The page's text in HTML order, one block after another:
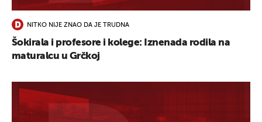
NITKO NIJE ZNAO DA JE TRUDNA
Šokirala i profesore i kolege: Iznenada rodila na
maturalcu u Grčkoj